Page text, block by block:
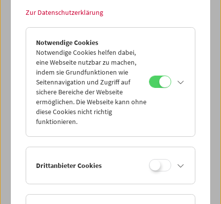
< Vorherige Woche
Mo 22.7.
Di 23.7.
Mi 24.7.
Do 25.7.
So 28.7.
Zur Datenschutzerklärung
Notwendige Cookies
Notwendige Cookies helfen dabei,
eine Webseite nutzbar zu machen,
indem sie Grundfunktionen wie
Seitennavigation und Zugriff auf
sichere Bereiche der Webseite
ermöglichen. Die Webseite kann ohne
diese Cookies nicht richtig
funktionieren.
Drittanbieter Cookies